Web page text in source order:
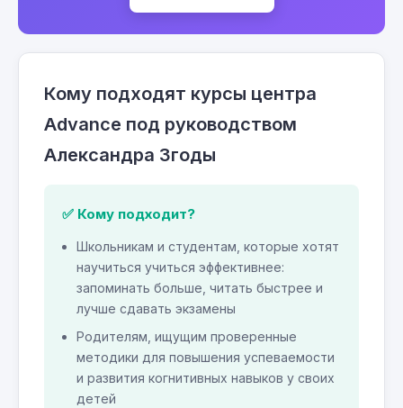
Кому подходят курсы центра
Advance под руководством
Александра Згоды
✅ Кому подходит?
Школьникам и студентам, которые хотят
научиться учиться эффективнее:
запоминать больше, читать быстрее и
лучше сдавать экзамены
Родителям, ищущим проверенные
методики для повышения успеваемости
и развития когнитивных навыков у своих
детей